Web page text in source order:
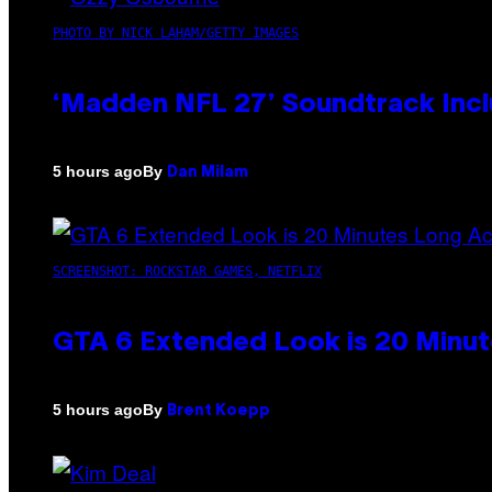
PHOTO BY NICK LAHAM/GETTY IMAGES
‘Madden NFL 27’ Soundtrack
5 hours agoBy Dan Milam
SCREENSHOT: ROCKSTAR GAMES, NETFLIX
GTA 6 Extended Look is 20
5 hours agoBy Brent Koepp